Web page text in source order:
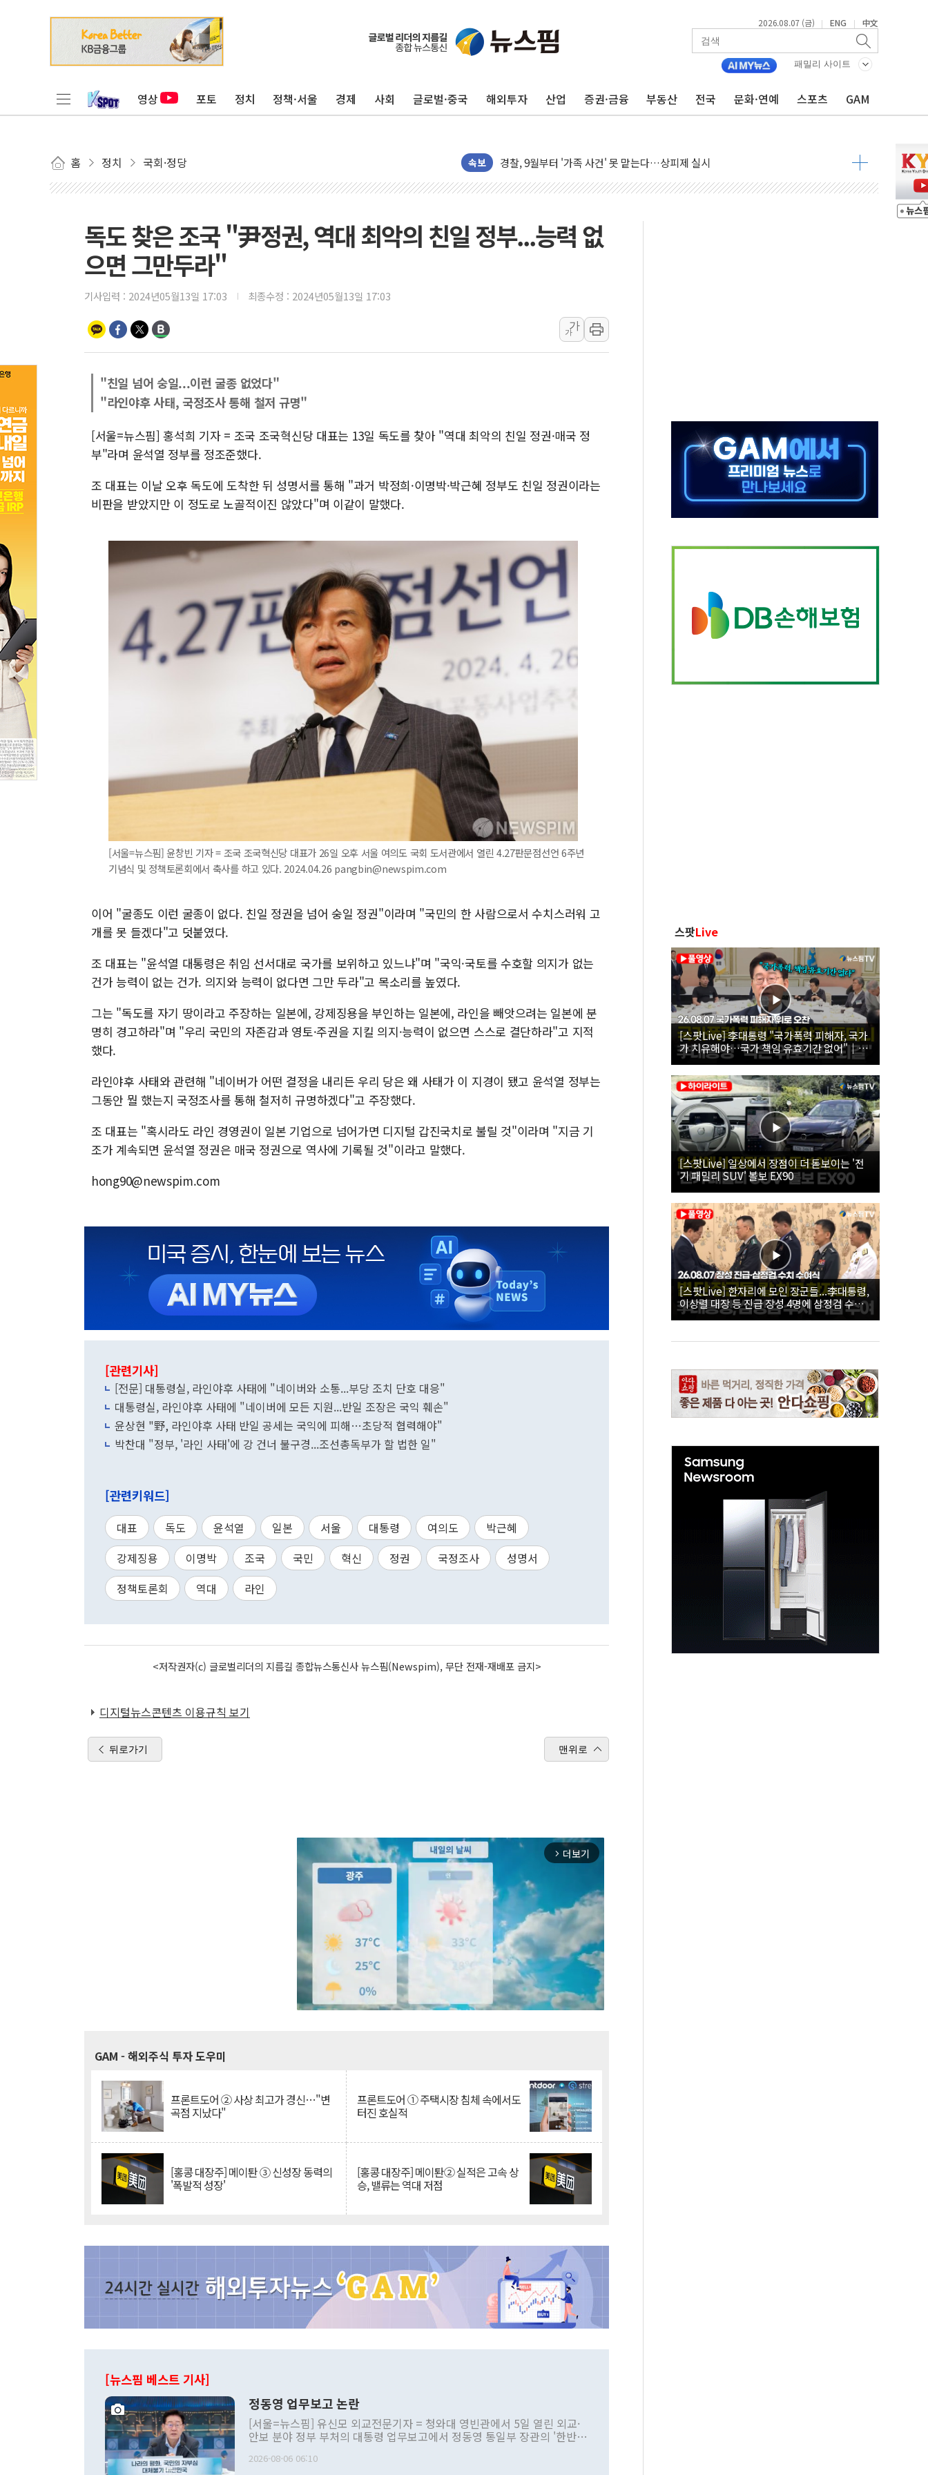
2026.08.07 (금) | ENG | 中文
패밀리 사이트
영상 포토 정치 정책·서울 경제 사회 글로벌·중국 해외투자 산업 증권·금융 부동산 전국 문화·연예 스포츠 GAM
홈 정치 국회·정당 속보
후티 반군, 예멘 정부군과 사우디 동시 공격… 위기 고조되는 또 다른 중동 화약고
42.5도 역대급 폭염…동물들도 특별식으로 여름나기 [뉴스핌 줌인]
포스코홀딩스, 포스코인터·DX 지분 일부 매각
태국 학교서 중학생 총기 난사...최소 7명 사망
"文정부 악몽 재현 안돼"...李 부동산 세제안에 與 내부서 '총선·대선 직격탄' 우려
신세계사이먼 '대구 프리미엄 아울렛' 건립 '본궤도'
프롬바이오, 10일 거래 재개…"재무구조 개편"
NH농협생명, 농작업 중 온열질환 보장…폭염기 신속 보상 강화
푸본현대생명, 육군 3군단과 군 장병 금융교육·전역 지원 협약
교보생명, '교보K-맞춤건강보험' 6개월 배타적사용권 획득
벼랑 끝 선 '동전주' 무더기 상폐 위기…관리종목 우려 지정예고 총 63개
1순위보다 낮은 특별공급 경쟁률… 실수요자 관심
독도 찾은 조국 "尹정권, 역대 최악의 친일 정부...능력 없
으면 그만두라"
기사입력 : 2024년05월13일 17:03 최종수정 : 2024년05월13일 17:03
가
가
"친일 넘어 숭일...이런 굴종 없었다"
"라인야후 사태, 국정조사 통해 철저 규명"
[서울=뉴스핌] 홍석희 기자 = 조국 조국혁신당 대표는 13일 독도를 찾아 "역대 최악의 친일 정권·매국 정
부"라며 윤석열 정부를 정조준했다.
조 대표는 이날 오후 독도에 도착한 뒤 성명서를 통해 "과거 박정희·이명박·박근혜 정부도 친일 정권이라는
비판을 받았지만 이 정도로 노골적이진 않았다"며 이같이 말했다.
[서울=뉴스핌] 윤창빈 기자 = 조국 조국혁신당 대표가 26일 오후 서울 여의도 국회 도서관에서 열린 4.27판문점선언 6주년
기념식 및 정책토론회에서 축사를 하고 있다. 2024.04.26 pangbin@newspim.com
이어 "굴종도 이런 굴종이 없다. 친일 정권을 넘어 숭일 정권"이라며 "국민의 한 사람으로서 수치스러워 고
개를 못 들겠다"고 덧붙였다.
조 대표는 "윤석열 대통령은 취임 선서대로 국가를 보위하고 있느냐"며 "국익·국토를 수호할 의지가 없는
건가 능력이 없는 건가. 의지와 능력이 없다면 그만 두라"고 목소리를 높였다.
그는 "독도를 자기 땅이라고 주장하는 일본에, 강제징용을 부인하는 일본에, 라인을 빼앗으려는 일본에 분
명히 경고하라"며 "우리 국민의 자존감과 영토·주권을 지킬 의지·능력이 없으면 스스로 결단하라"고 지적
했다.
라인야후 사태와 관련해 "네이버가 어떤 결정을 내리든 우리 당은 왜 사태가 이 지경이 됐고 윤석열 정부는
그동안 뭘 했는지 국정조사를 통해 철저히 규명하겠다"고 주장했다.
조 대표는 "혹시라도 라인 경영권이 일본 기업으로 넘어가면 디지털 갑진국치로 불릴 것"이라며 "지금 기
조가 계속되면 윤석열 정권은 매국 정권으로 역사에 기록될 것"이라고 말했다.
hong90@newspim.com
[관련기사]
[전문] 대통령실, 라인야후 사태에 "네이버와 소통...부당 조치 단호 대응"
대통령실, 라인야후 사태에 "네이버에 모든 지원...반일 조장은 국익 훼손"
윤상현 "野, 라인야후 사태 반일 공세는 국익에 피해…초당적 협력해야"
박찬대 "정부, '라인 사태'에 강 건너 불구경...조선총독부가 할 법한 일"
[관련키워드]
대표 독도 윤석열 일본 서울 대통령 여의도
박근혜
강제징용
이명박 조국 국민 혁신 정권 국정조사
성명서
정책토론회
역대 라인
<저작권자(c) 글로벌리더의 지름길 종합뉴스통신사 뉴스핌(Newspim), 무단 전재-재배포 금지>
디지털뉴스콘텐츠 이용규칙 보기
뒤로가기 맨위로
arrow_forward_ios 더보기
GAM - 해외주식 투자 도우미
프론트도어 ② 사상 최고가 경신…"변
곡점 지났다"
프론트도어 ① 주택시장 침체 속에서도
터진 호실적
[홍콩 대장주] 메이퇀 ③ 신성장 동력의
'폭발적 성장'
[홍콩 대장주] 메이퇀② 실적은 고속 상
승, 밸류는 역대 저점
[뉴스핌 베스트 기사]
정동영 업무보고 논란
[서울=뉴스핌] 유신모 외교전문기자 = 청와대 영빈관에서 5일 열린 외교·
안보 분야 정부 부처의 대통령 업무보고에서 정동영 통일부 장관의 '한반도
발언 중에는 정부 내 조율을 거치지 않은 사안을 정책으로 추진하겠다고 공
2026-08-06 06:10
스팟Live
[스팟Live] 李대통령 "국가폭력 피해자, 국가
가 치유해야…국가 책임 유효기간 없어"｜
26.08.07 국가폭력 피해자 위로 오찬
[스팟Live] 일상에서 장점이 더 돋보이는 '전
기 패밀리 SUV' 볼보 EX90
[스팟Live] 한자리에 모인 장군들...李대통령,
이상렬 대장 등 진급 장성 4명에 삼정검 수치
직접 수여｜26.08.07 장성 진급·삼정검 수치